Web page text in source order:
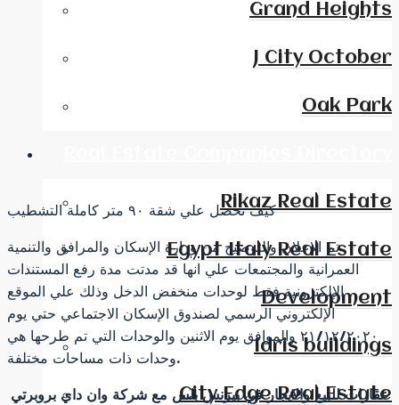
Grand Heights
J City October
Oak Park
Rikaz Real Estate
Egypt Italy Real Estate
Development
Idris buildings
City Edge Real Estate
كيف تحصل علي شقة ٩٠ متر كاملة التشطيب
تم الإعلان والتوضيح من وزارة الإسكان والمرافق والتنمية
العمرانية والمجتمعات علي انها قد مدتت مدة رفع المستندات
الإلكترونية فقط لوحدات منخفض الدخل وذلك علي الموقع
الإلكتروني الرسمي لصندوق الإسكان الاجتماعي حتي يوم
٢١/١٢/٢٠٢٠ والموافق يوم الاثنين والوحدات التي تم طرحها هي
وحدات ذات مساحات مختلفة.
عقارات للبيع والايجار في بيزنس بلس مع شركة وان داي بروبرتي